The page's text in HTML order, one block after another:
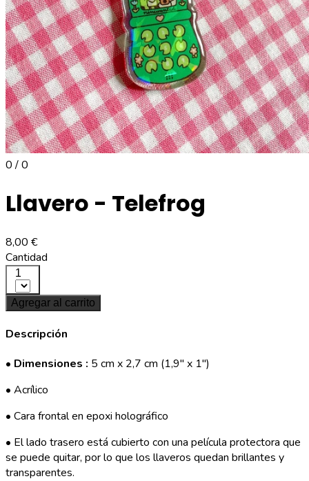
0 / 0
Llavero - Telefrog
8,00 €
Cantidad
1
Agregar al carrito
Descripción
• Dimensiones : 5 cm x 2,7 cm (1,9'' x 1")
• Acrílico
• Cara frontal en epoxi holográfico
• El lado trasero está cubierto con una película protectora que
se puede quitar, por lo que los llaveros quedan brillantes y
transparentes.